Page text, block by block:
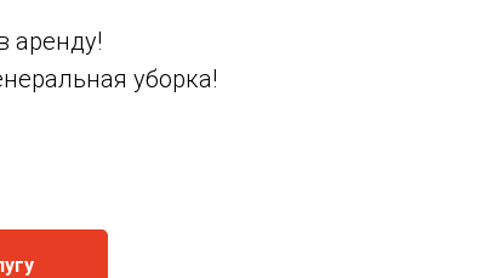
аренду!
уборка!